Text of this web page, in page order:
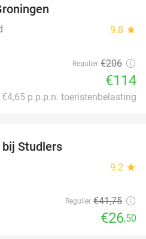
9.8 star
Regulier €206
€114
€4,65 p.p.p.n. toeristenbelasting
Studlers
9.2 star
Regulier €41,75
€26,50